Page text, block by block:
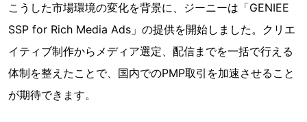
こうした市場環境の変化を背景に、ジーニーは「GENIEE
SSP for Rich Media Ads」の提供を開始しました。クリエ
イティブ制作からメディア選定、配信までを一括で行える
体制を整えたことで、国内でのPMP取引を加速させること
が期待できます。